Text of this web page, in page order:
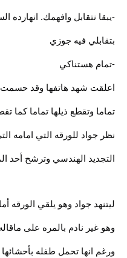
بتقابلي فيه جوزي
-تمام هستناكي
اعلقت شهد هاتفها وقد حسمت
تماما وتقطع ذيلها تماما كما
نظر جواد للورقه التي امامه
التجديد الهندسي وترشح أحد
ليتنهد جواد وهو يلقي الورقه
وهو غير نادم بالمره على
ورغم انها تحمل طفله